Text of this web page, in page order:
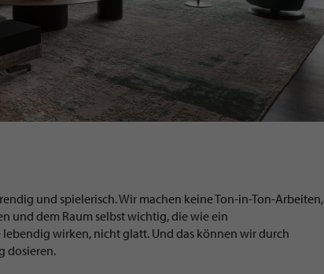
und spielerisch. Wir machen keine Ton-in-Ton-Arbeiten,
und dem Raum selbst wichtig, die wie ein
wirken, nicht glatt. Und das können wir durch
dosieren.